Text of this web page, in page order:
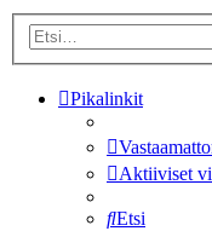
Pikalinkit
Aktiiviset
Etsi